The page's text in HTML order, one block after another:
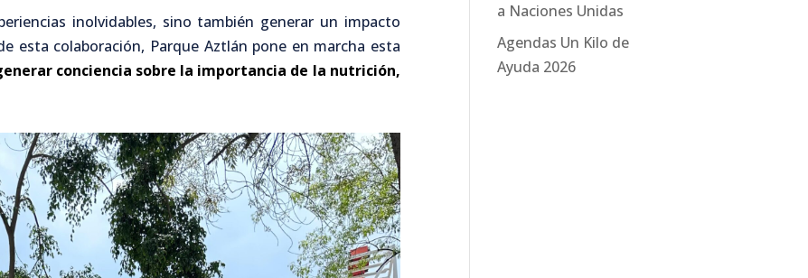
inolvidables, sino también generar un impacto
esta colaboración, Parque Aztlán pone en marcha esta
conciencia sobre la importancia de la nutrición,
a Naciones Unidas
Agendas Un Kilo de
Ayuda 2026